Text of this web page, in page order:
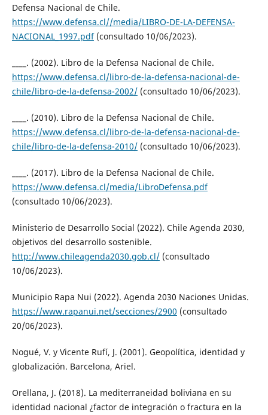
Defensa Nacional de Chile.
https://www.defensa.cl//media/LIBRO-DE-LA-DEFENSA-
NACIONAL_1997.pdf(consultado 10/06/2023).
____. (2002). Libro de la Defensa Nacional de Chile.
https://www.defensa.cl/libro-de-la-defensa-nacional-de-
chile/libro-de-la-defensa-2002/(consultado 10/06/2023).
____. (2010). Libro de la Defensa Nacional de Chile.
https://www.defensa.cl/libro-de-la-defensa-nacional-de-
chile/libro-de-la-defensa-2010/(consultado 10/06/2023).
____. (2017). Libro de la Defensa Nacional de Chile.
https://www.defensa.cl/media/LibroDefensa.pdf
(consultado 10/06/2023).
Ministerio de Desarrollo Social (2022). Chile Agenda 2030,
objetivos del desarrollo sostenible.
http://www.chileagenda2030.gob.cl/(consultado
10/06/2023).
Municipio Rapa Nui (2022). Agenda 2030 Naciones Unidas.
https://www.rapanui.net/secciones/2900 (consultado
20/06/2023).
Nogué, V. y Vicente Rufí, J. (2001). Geopolítica, identidad y
globalización. Barcelona, Ariel.
Orellana, J. (2018). La mediterraneidad boliviana en su
identidad nacional ¿factor de integración o fractura en la